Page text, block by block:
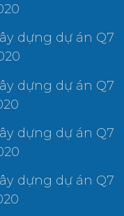
dựng dự án Q7
dựng dự án Q7
dựng dự án Q7
dựng dự án Q7